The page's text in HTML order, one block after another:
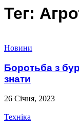
Тег:
Новини
Боротьба з
знати
26 Січня, 2023
Техніка